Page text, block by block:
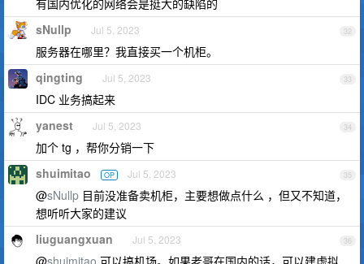
有国内优化的网络会是挺大的缺陷的
32
sNullp Jul 5, 2023
服务器在哪里？我直接买一个机柜。
33
qingting Jul 5, 2023
IDC 业务搞起来
34
yanest Jul 5, 2023
加个 tg ，帮你分销一下
35
shuimitao OP Jul 5, 2023
@sNullp 目前没准备卖机柜，主要想做点什么 ，但又不知道，
想听听大家的建议
36
liuguangxuan Jul 5, 2023
@shuimitao 可以搞机场。如果老哥在国内的话，可以建虚拟